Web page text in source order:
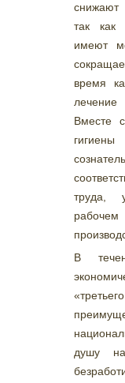
снижают
так как
имеют
время
лечение
Вместе
гигиены
труда,
рабочем
В
душу